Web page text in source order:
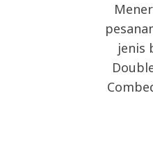
jenis